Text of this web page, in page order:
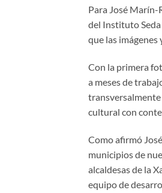
Para José Marín-
del Instituto
que las
Con la primera
a meses de
cultural con
Como afirmó
municipios de
alcaldesas de la
equipo de